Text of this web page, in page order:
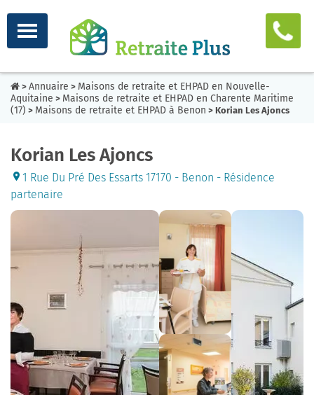
> Annuaire > Maisons de retraite et EHPAD en Nouvelle-
Aquitaine > Maisons de retraite et EHPAD en Charente Maritime
(17) > Maisons de retraite et EHPAD à Benon > Korian Les Ajoncs
Korian Les Ajoncs
1 Rue Du Pré Des Essarts 17170 - Benon - Résidence
partenaire